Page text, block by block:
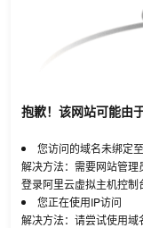
抱歉！该网站可能由
您访问的域名未绑定
解决方法：需要网站管
登录阿里云虚拟主机控制
您正在使用IP访问
解决方法：请尝试使用域